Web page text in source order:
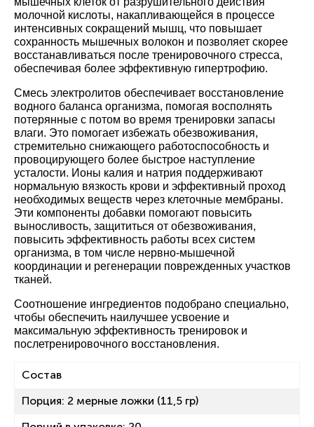
молочной кислоты, накапливающейся в процессе
интенсивных сокращений мышц, что повышает
сохранность мышечных волокон и позволяет скорее
восстанавливаться после тренировочного стресса,
обеспечивая более эффективную гипертрофию.
Смесь электролитов обеспечивает восстановление
водного баланса организма, помогая восполнять
потерянные с потом во время тренировки запасы
влаги. Это помогает избежать обезвоживания,
стремительно снижающего работоспособность и
провоцирующего более быстрое наступление
усталости. Ионы калия и натрия поддерживают
нормальную вязкость крови и эффективный проход
необходимых веществ через клеточные мембраны.
Эти компоненты добавки помогают повысить
выносливость, защититься от обезвоживания,
повысить эффективность работы всех систем
организма, в том числе нервно-мышечной
координации и регенерации поврежденных участков
тканей.
Соотношение ингредиентов подобрано специально,
чтобы обеспечить наилучшее усвоение и
максимальную эффективность тренировок и
послетренировочного восстановления.
Состав
Порция: 2 мерные ложки (11,5 гр)